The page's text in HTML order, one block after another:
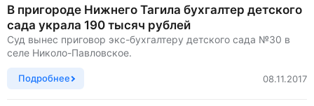
В пригороде Нижнего Тагила бухгалтер детского
сада украла 190 тысяч рублей
Суд вынес приговор экс-бухгалтеру детского сада №30 в
селе Николо-Павловское.
Подробнее 08.11.2017